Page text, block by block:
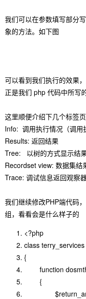
我们可以在参数填写部分
象的方法。如下图
可以看到我们执行的效果
正是我们 php 代码中所写
这里顺便介绍下几个标签
Info: 调用执行情况（调用
Results: 返回结果
Tree: 以树的方式显示结
Recordset view: 数据集结
Trace: 调试信息返回观察
我们继续修改PHP端代码
组，看看会是什么样子的
<?php
class terry_services
{
function
{